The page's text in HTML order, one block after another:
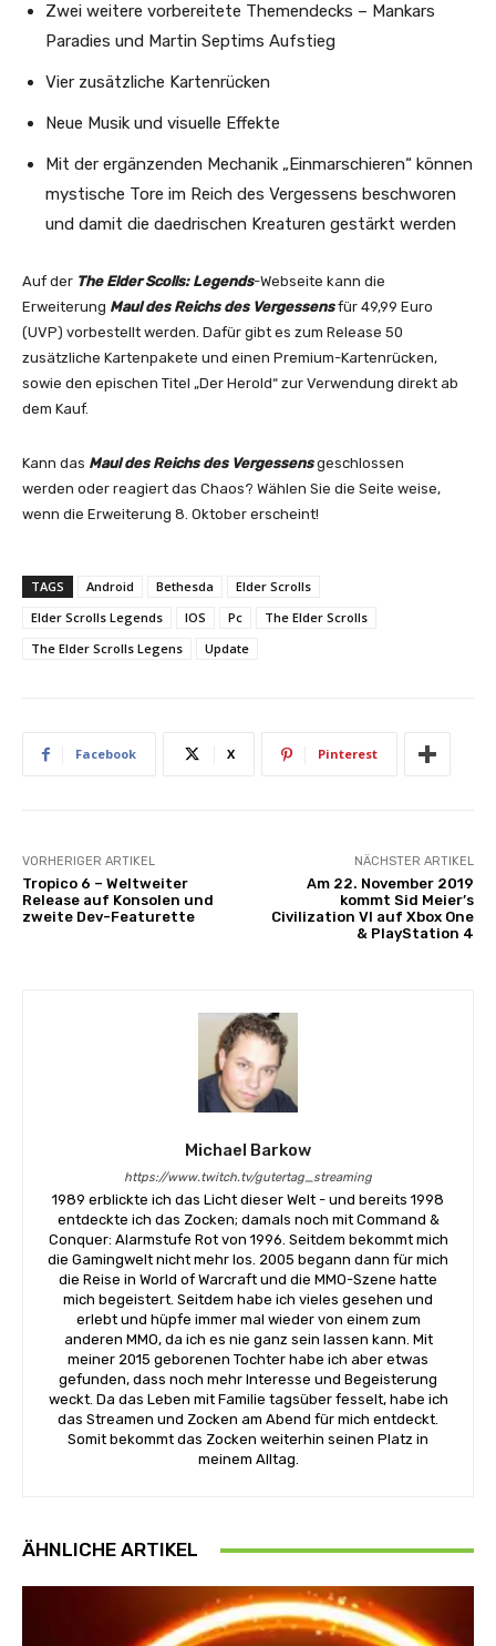
Zwei weitere vorbereitete Themendecks – Mankars
Paradies und Martin Septims Aufstieg
Vier zusätzliche Kartenrücken
Neue Musik und visuelle Effekte
Mit der ergänzenden Mechanik „Einmarschieren“ können
mystische Tore im Reich des Vergessens beschworen
und damit die daedrischen Kreaturen gestärkt werden
Auf der The Elder Scolls: Legends-Webseite kann die
Erweiterung Maul des Reichs des Vergessensfür 49,99 Euro
(UVP) vorbestellt werden. Dafür gibt es zum Release 50
zusätzliche Kartenpakete und einen Premium-Kartenrücken,
sowie den epischen Titel „Der Herold“ zur Verwendung direkt ab
dem Kauf.
Kann das Maul des Reichs des Vergessensgeschlossen
werden oder reagiert das Chaos? Wählen Sie die Seite weise,
wenn die Erweiterung 8. Oktober erscheint!
TAGS Android Bethesda
Elder Scrolls
Elder Scrolls Legends
IOS Pc
The Elder Scrolls
The Elder Scrolls Legens
Update
Facebook X Pinterest
VORHERIGER ARTIKEL
Tropico 6 – Weltweiter
Release auf Konsolen und
zweite Dev-Featurette
NÄCHSTER ARTIKEL
Am 22. November 2019
kommt Sid Meier’s
Civilization VI auf Xbox One
& PlayStation 4
Michael Barkow
https://www.twitch.tv/gutertag_streaming
1989 erblickte ich das Licht dieser Welt - und bereits 1998
entdeckte ich das Zocken; damals noch mit Command &
Conquer: Alarmstufe Rot von 1996. Seitdem bekommt mich
die Gamingwelt nicht mehr los. 2005 begann dann für mich
die Reise in World of Warcraft und die MMO-Szene hatte
mich begeistert. Seitdem habe ich vieles gesehen und
erlebt und hüpfe immer mal wieder von einem zum
anderen MMO, da ich es nie ganz sein lassen kann. Mit
meiner 2015 geborenen Tochter habe ich aber etwas
gefunden, dass noch mehr Interesse und Begeisterung
weckt. Da das Leben mit Familie tagsüber fesselt, habe ich
das Streamen und Zocken am Abend für mich entdeckt.
Somit bekommt das Zocken weiterhin seinen Platz in
meinem Alltag.
ÄHNLICHE ARTIKEL